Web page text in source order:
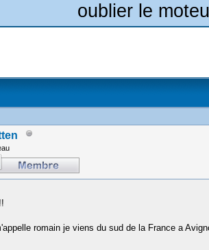
oublier le
romain je viens du sud de la France a